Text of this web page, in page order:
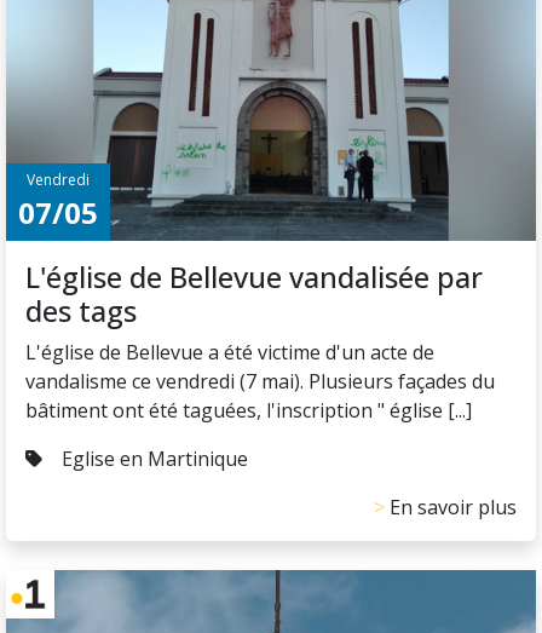
Vendredi
07/05
L'église de Bellevue vandalisée par
des tags
L'église de Bellevue a été victime d'un acte de
vandalisme ce vendredi (7 mai). Plusieurs façades du
bâtiment ont été taguées, l'inscription " église [...]
Eglise en Martinique
En savoir plus